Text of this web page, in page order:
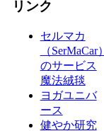
リンク
セルマカ
（SerMaCar）
のサービス
魔法絨毯
ヨガユニバ
ース
健やか研究